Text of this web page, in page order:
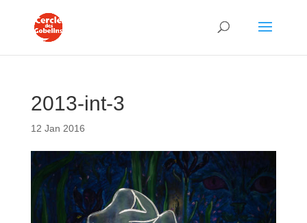
2013-int-3
12 Jan 2016